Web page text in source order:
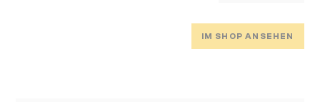
IM SHOP ANSEHEN